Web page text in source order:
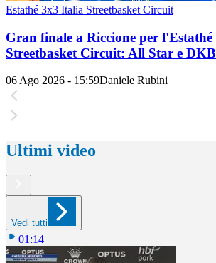
Estathé 3x3 Italia Streetbasket Circuit
Gran finale a Riccione per
Streetbasket Circuit: All Star e
06 Ago 2026 - 15:59Daniele Rubini
Ultimi video
Vedi tutti
01:14